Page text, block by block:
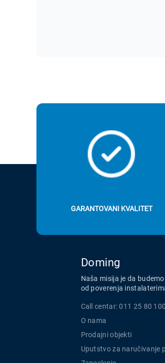
GARANTOVANI KVALITET
Doming
Naša misija je da
od poverenja
Call centar: 011 25 80 100
O nama
Prodajni objekti
Uputstvo za naručivanje